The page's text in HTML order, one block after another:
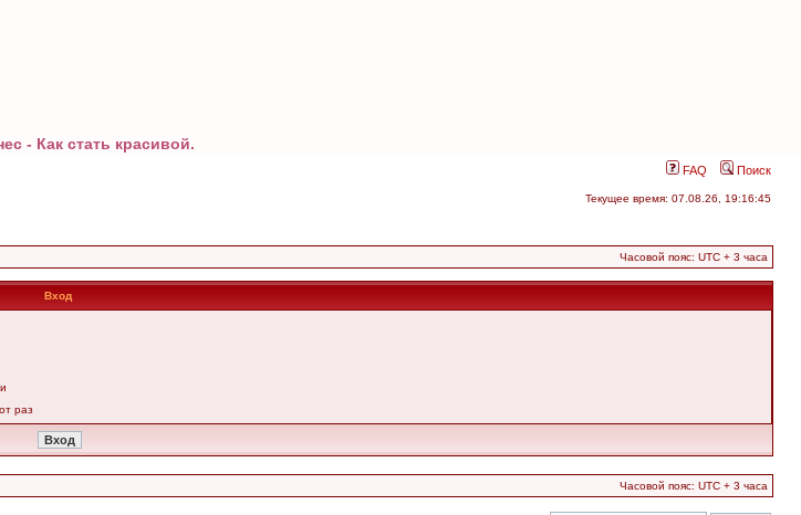
- Как стать красивой.
FAQ Поиск
Текущее время: 07.08.26, 19:16:45
Часовой пояс: UTC + 3 часа
Вход
раз
Часовой пояс: UTC + 3 часа